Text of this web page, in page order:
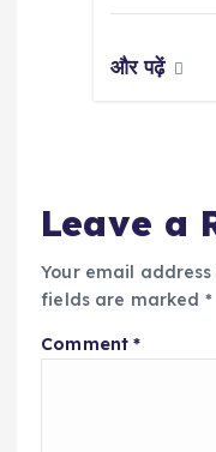
और पढ़ें
Leave a
Your email
fields are marked *
Comment*